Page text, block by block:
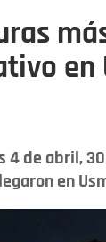
en
4 de abril,
en